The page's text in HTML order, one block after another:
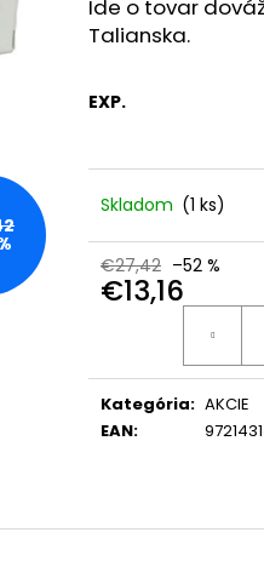
Ide o tovar
Talianska.
EXP.
Skladom (1 ks)
€27,42 –52 %
€13,16
Jednotková
Kategória: AKCIE
EAN:
HYALURÓNOVÁ 7%
€10,69